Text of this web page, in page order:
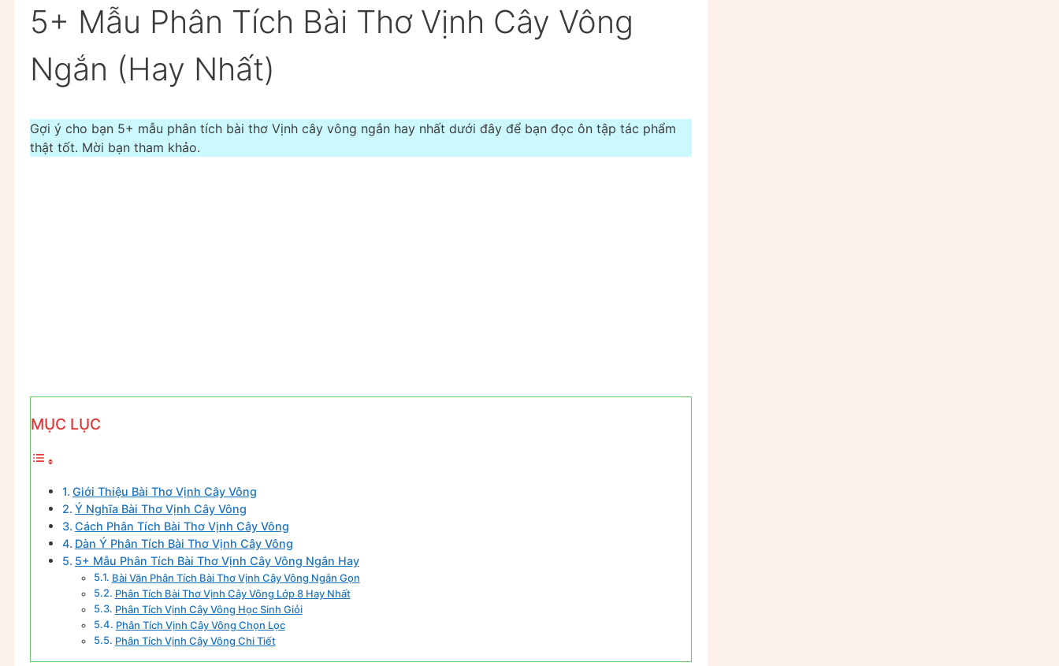
5+ Mẫu Phân Tích Bài Thơ Vịnh Cây Vông
Ngắn (Hay Nhất)
Gợi ý cho bạn 5+ mẫu phân tích bài thơ Vịnh cây vông ngắn hay nhất dưới đây để bạn đọc ôn tập tác phẩm
thật tốt. Mời bạn tham khảo.
MỤC LỤC
Giới Thiệu Bài Thơ Vịnh Cây Vông
Ý Nghĩa Bài Thơ Vịnh Cây Vông
Cách Phân Tích Bài Thơ Vịnh Cây Vông
Dàn Ý Phân Tích Bài Thơ Vịnh Cây Vông
5+ Mẫu Phân Tích Bài Thơ Vịnh Cây Vông Ngắn Hay
Bài Văn Phân Tích Bài Thơ Vịnh Cây Vông Ngắn Gọn
Phân Tích Bài Thơ Vịnh Cây Vông Lớp 8 Hay Nhất
Phân Tích Vịnh Cây Vông Học Sinh Giỏi
Phân Tích Vịnh Cây Vông Chọn Lọc
Phân Tích Vịnh Cây Vông Chi Tiết